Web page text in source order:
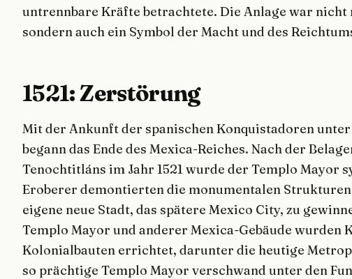
untrennbare Kräfte betrachtete. Die Anlage war
sondern auch ein Symbol der Macht und des
1521: Zerstörung
Mit der Ankunft der spanischen Konquistadoren unter
begann das Ende des Mexica-Reiches. Nach der
Tenochtitláns im Jahr 1521 wurde der Templo Mayor
Eroberer demontierten die monumentalen
eigene neue Stadt, das spätere Mexico City, zu
Templo Mayor und anderer Mexica-Gebäude wurden
Kolonialbauten errichtet, darunter die heutige
so prächtige Templo Mayor verschwand unter den